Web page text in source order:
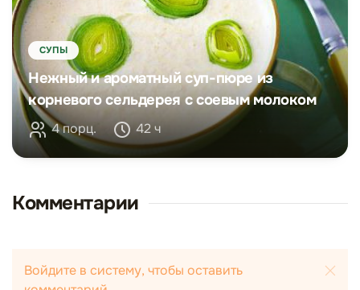
СУПЫ
Нежный и ароматный суп-пюре из
корневого сельдерея с соевым молоком
4 порц. 42 ч
Комментарии
Войдите в систему, чтобы оставить